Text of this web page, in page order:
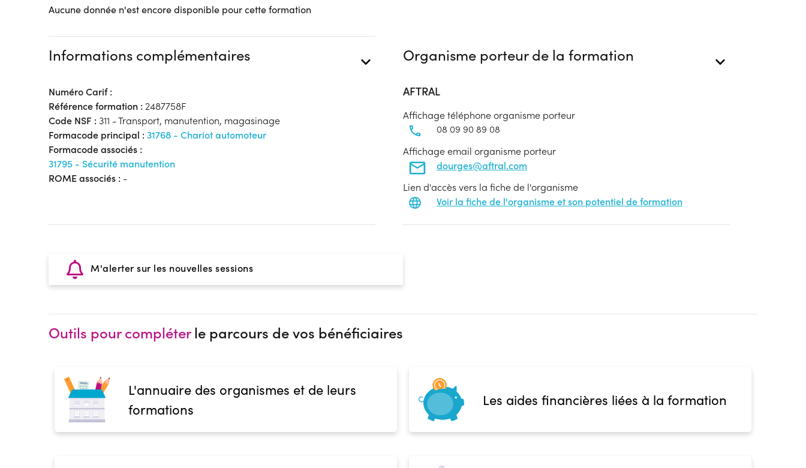
Aucune donnée n'est encore disponible pour cette formation
Informations complémentaires
Numéro Carif :
Référence formation : 2487758F
Code NSF : 311 - Transport, manutention, magasinage
Formacode principal : 31768 - Chariot automoteur
Formacode associés :
31795 - Sécurité manutention
ROME associés : -
Organisme porteur de la formation
AFTRAL
Affichage téléphone organisme porteur
08 09 90 89 08
Affichage email organisme porteur
dourges@aftral.com
Lien d'accès vers la fiche de l'organisme
Voir la fiche de l'organisme et son potentiel de formation
M'alerter sur les nouvelles sessions
Outils pour compléterle parcours de vos bénéficiaires
L'annuaire des organismes et de leurs
formations
Les aides financières liées à la formation